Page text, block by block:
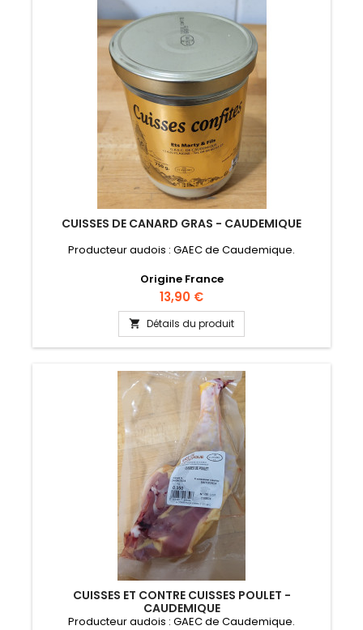
CUISSES DE CANARD GRAS - CAUDEMIQUE
Producteur audois : GAEC de Caudemique.
Origine France
Prix
13,90 €
 Détails du produit
CUISSES ET CONTRE CUISSES POULET -
CAUDEMIQUE
Producteur audois : GAEC de Caudemique.